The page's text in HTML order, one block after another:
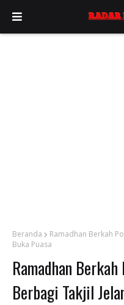
Beranda
Ramadhan Berkah
Buka Puasa
Ramadhan
Berbagi Takjil